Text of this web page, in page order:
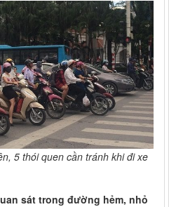
5 thói quen cần tránh khi đi xe
sát trong đường hẻm, nhỏ